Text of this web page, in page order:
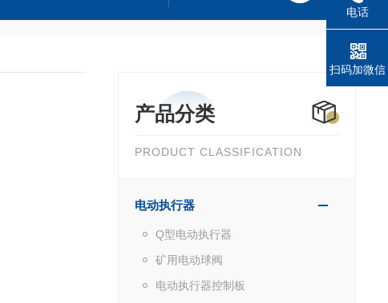
产品分类
PRODUCT CLASSIFICATION
电动执行器
Q型电动执行器
矿用电动球阀
电动执行器控制板
电话
扫码加微信